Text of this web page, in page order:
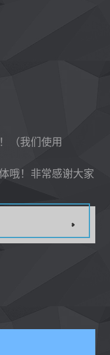
（我们使用
哦！非常感谢大家